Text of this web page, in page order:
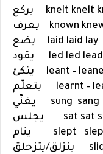
knelt knelt
يركع
known
يعرف
laid laid lay
يضع
led led lead يقود
leant –
يتكئ
learnt –
sung sang
يغنّي
sat sat
يجلس
slept
ينام
ينزلق/يتزحلق